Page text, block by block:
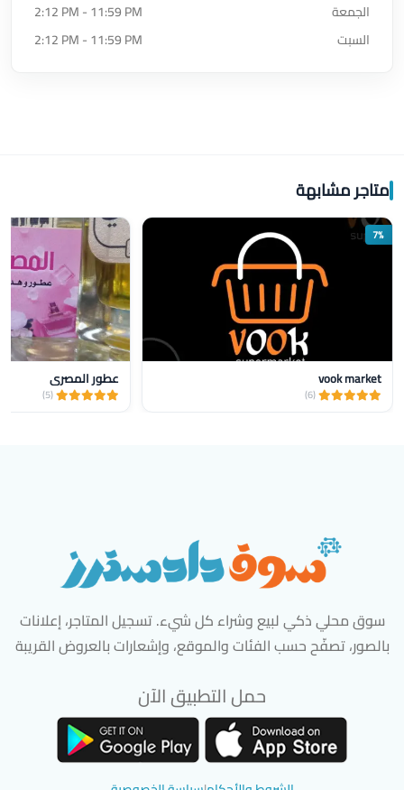
الجمعة
2:12 PM - 11:59 PM
السبت
2:12 PM - 11:59 PM
متاجر مشابهة
7%
vook market
(6)
عطور المصري
(5)
سوق محلي ذكي لبيع وشراء كل شيء. تسجيل المتاجر، إعلانات
بالصور، تصفّح حسب الفئات والموقع، وإشعارات بالعروض القريبة
حمل التطبيق الآن